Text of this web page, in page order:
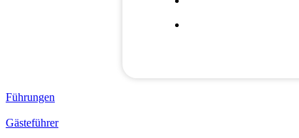
Führungen
Gästeführer